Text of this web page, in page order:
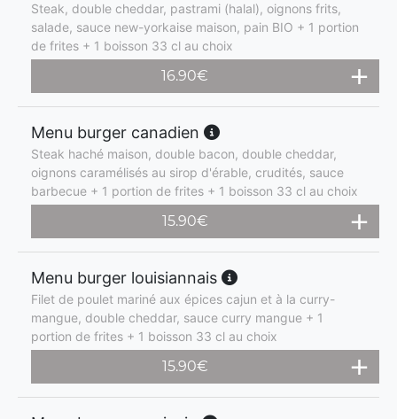
Steak, double cheddar, pastrami (halal), oignons frits,
salade, sauce new-yorkaise maison, pain BIO + 1 portion
de frites + 1 boisson 33 cl au choix
16.90€
Menu burger canadien
Steak haché maison, double bacon, double cheddar,
oignons caramélisés au sirop d'érable, crudités, sauce
barbecue + 1 portion de frites + 1 boisson 33 cl au choix
15.90€
Menu burger louisiannais
Filet de poulet mariné aux épices cajun et à la curry-
mangue, double cheddar, sauce curry mangue + 1
portion de frites + 1 boisson 33 cl au choix
15.90€